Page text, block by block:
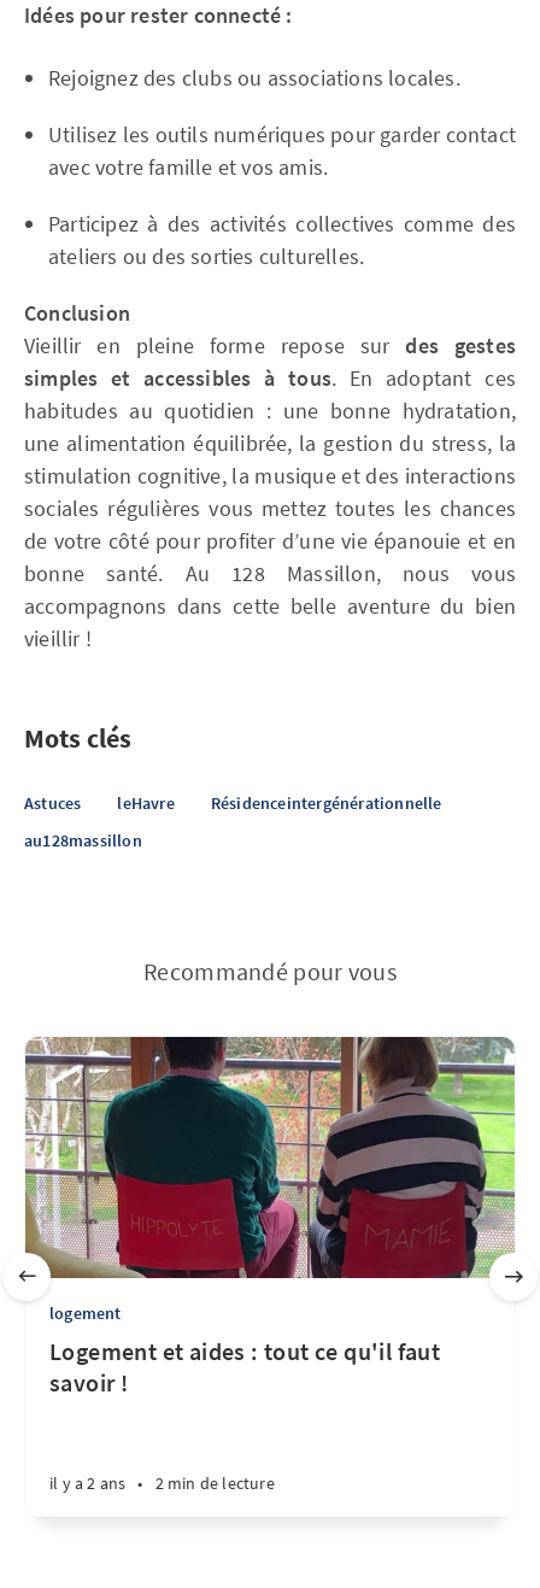
Idées pour rester connecté :
Rejoignez des clubs ou associations locales.
Utilisez les outils numériques pour garder contact
avec votre famille et vos amis.
Participez à des activités collectives comme des
ateliers ou des sorties culturelles.
Conclusion
Vieillir en pleine forme repose surdes gestes
simples et accessibles à tous. En adoptant ces
habitudes au quotidien : une bonne hydratation,
une alimentation équilibrée, la gestion du stress, la
stimulation cognitive, la musique et des interactions
sociales régulières vous mettez toutes les chances
de votre côté pour profiter d’une vie épanouie et en
bonne santé. Au 128 Massillon, nous vous
accompagnons dans cette belle aventure du bien
vieillir !
Mots clés
Astuces leHavre
Résidenceintergénérationnelle
au128massillon
Recommandé pour vous
logement
Logement et aides : tout ce qu'il faut
savoir !
il y a 2 ans • 2 min de lecture